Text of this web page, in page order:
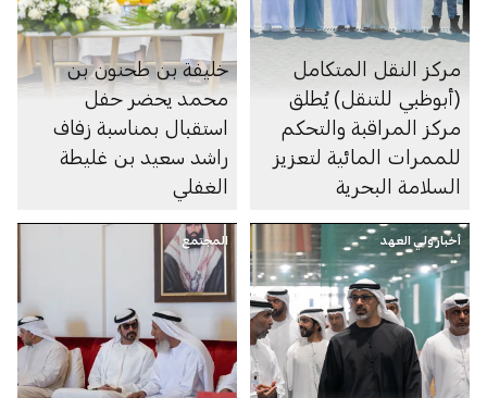
مركز النقل المتكامل
(أبوظبي للتنقل) يُطلق
مركز المراقبة والتحكم
للممرات المائية لتعزيز
السلامة البحرية
خليفة بن طحنون بن
محمد يحضر حفل
استقبال بمناسبة زفاف
راشد سعيد بن غليطة
الغفلي
أخبار ولي العهد المجتمع